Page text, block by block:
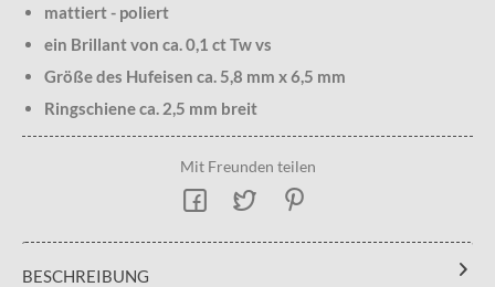
mattiert - poliert
ein Brillant von ca. 0,1 ct Tw vs
Größe des Hufeisen ca. 5,8 mm x 6,5 mm
Ringschiene ca. 2,5 mm breit
Mit Freunden teilen
BESCHREIBUNG